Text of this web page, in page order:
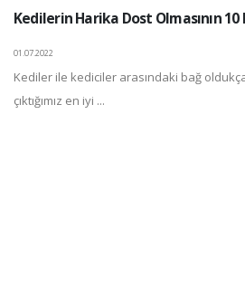
Kedilerin Harika Dost Olmasının
01.07.2022
Kediler ile kediciler arasındaki bağ
çıktığımız en iyi ...